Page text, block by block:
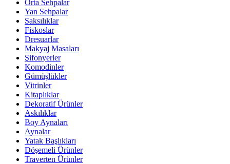
Orta Sehpalar
Yan Sehpalar
Saksılıklar
Fiskoslar
Dresuarlar
Makyaj Masaları
Şifonyerler
Komodinler
Gümüşlükler
Vitrinler
Kitaplıklar
Dekoratif Ürünler
Askılıklar
Boy Aynaları
Aynalar
Yatak Başlıkları
Döşemeli Ürünler
Traverten Ürünler